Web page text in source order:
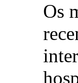
Os